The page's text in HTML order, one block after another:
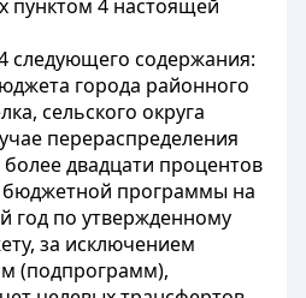
пунктом 4 настоящей
следующего содержания:
города районного
сельского округа
перераспределения
двадцати процентов
программы на
год по утвержденному
за исключением
(подпрограмм),